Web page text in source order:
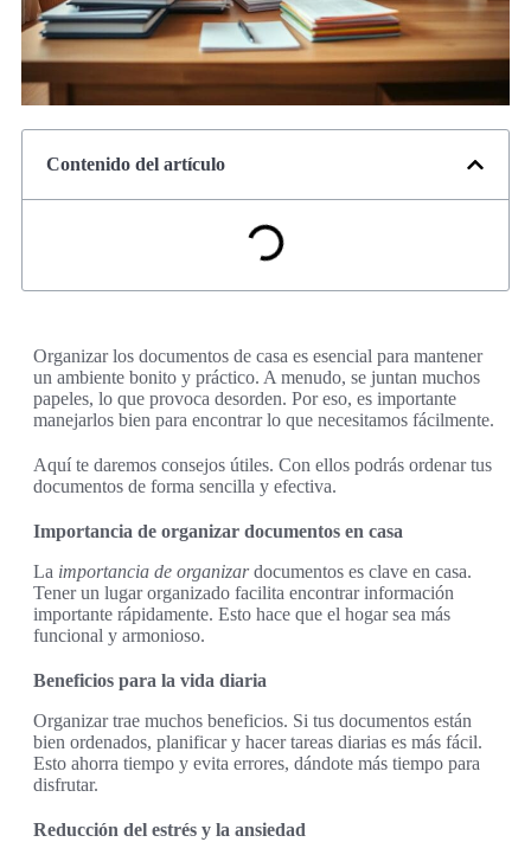
Contenido del artículo
Organizar los documentos de casa es esencial para mantener
un ambiente bonito y práctico. A menudo, se juntan muchos
papeles, lo que provoca desorden. Por eso, es importante
manejarlos bien para encontrar lo que necesitamos fácilmente.
Aquí te daremos consejos útiles. Con ellos podrás ordenar tus
documentos de forma sencilla y efectiva.
Importancia de organizar documentos en casa
La importancia de organizardocumentos es clave en casa.
Tener un lugar organizado facilita encontrar información
importante rápidamente. Esto hace que el hogar sea más
funcional y armonioso.
Beneficios para la vida diaria
Organizar trae muchos beneficios. Si tus documentos están
bien ordenados, planificar y hacer tareas diarias es más fácil.
Esto ahorra tiempo y evita errores, dándote más tiempo para
disfrutar.
Reducción del estrés y la ansiedad